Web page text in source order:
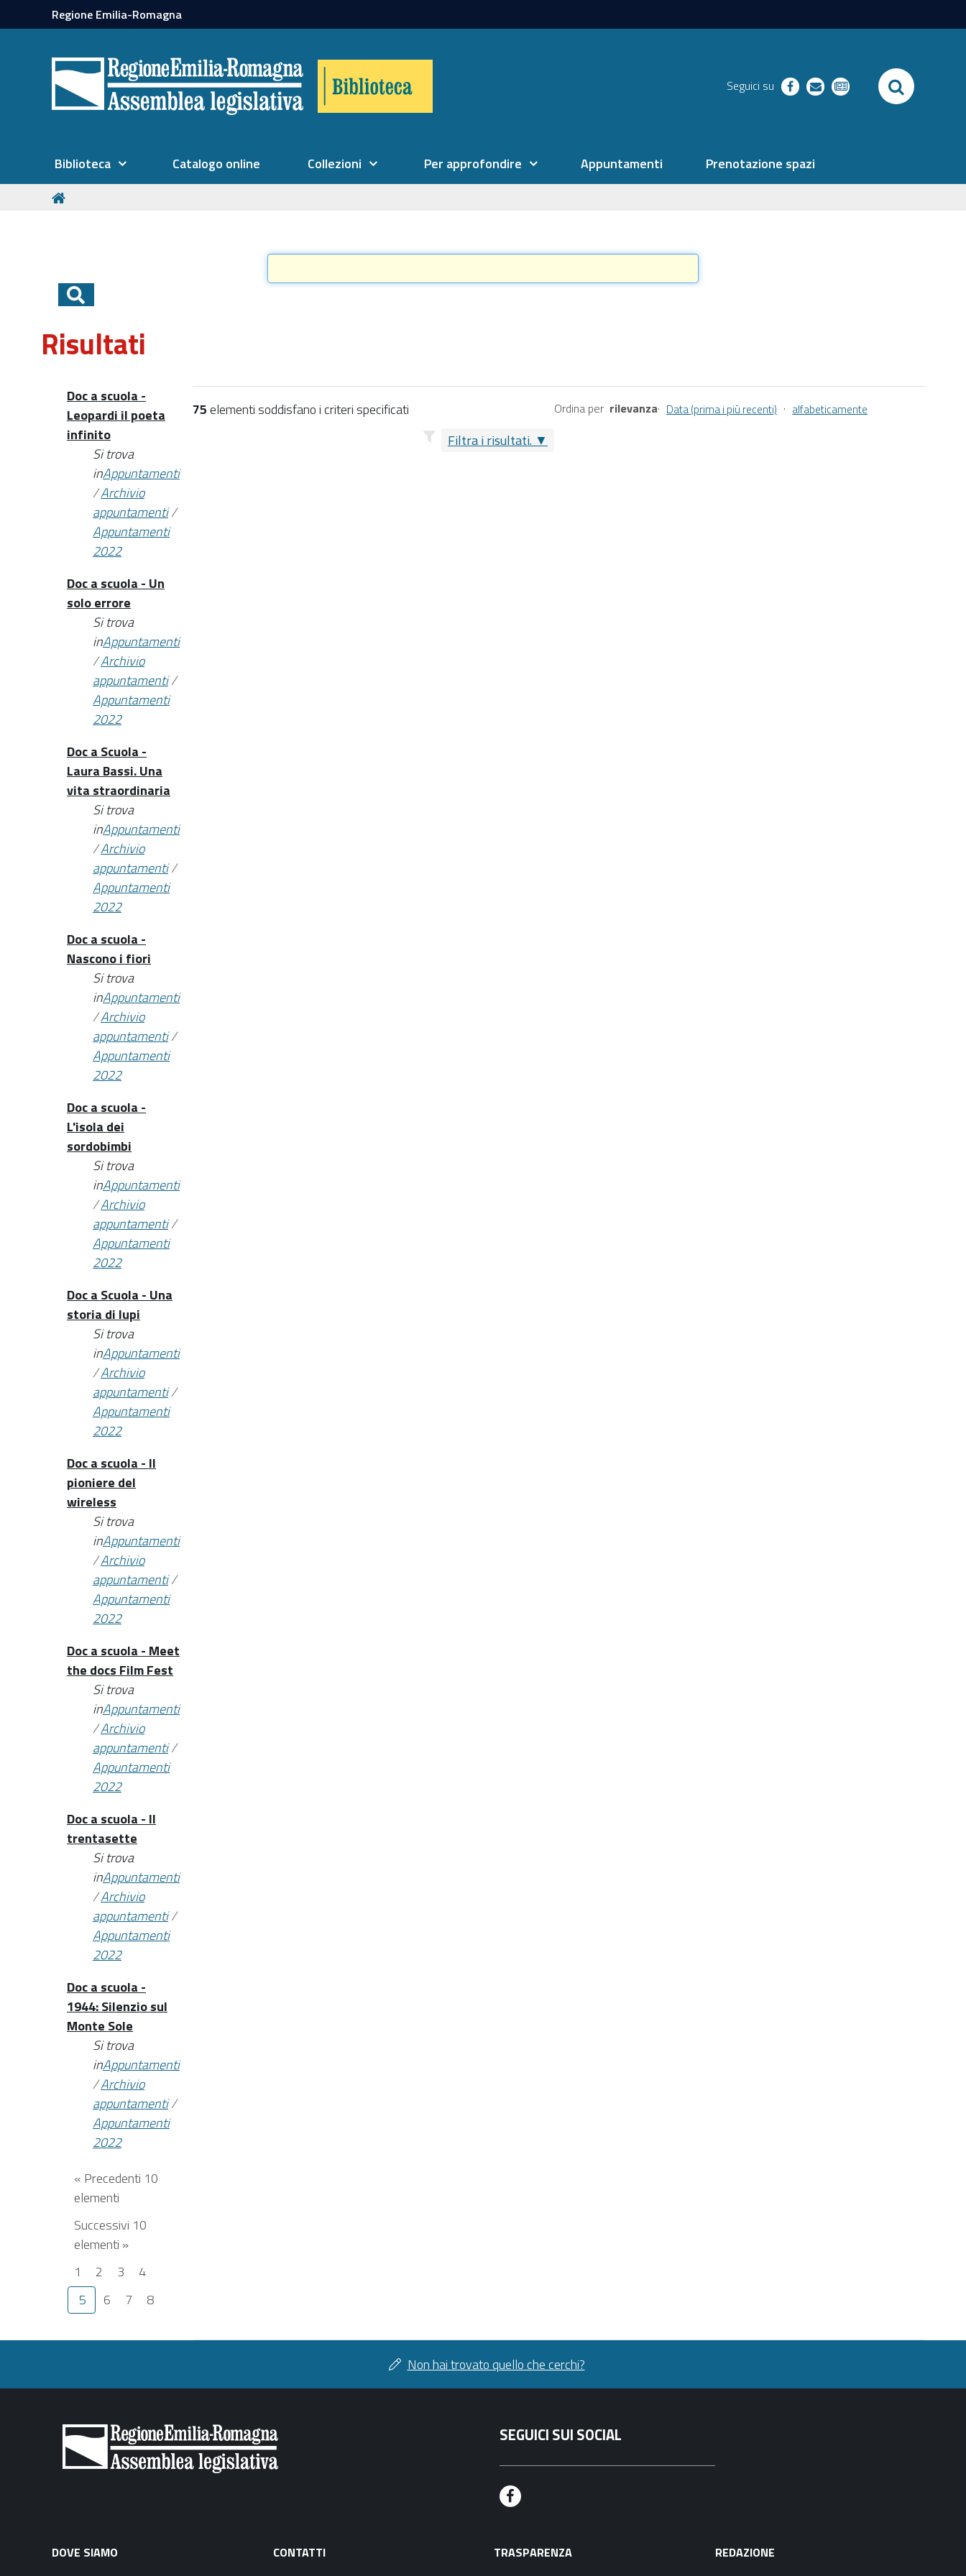
Regione Emilia-Romagna
Seguici su facebookrichiestenewsletter SEARCH
Biblioteca Catalogo online Collezioni Per approfondire Appuntamenti Prenotazione spazi
Risultati
75elementi soddisfano i criteri specificati
Filtra i risultati.
Ordina per rilevanza· Data (prima i più recenti) · alfabeticamente
Doc a scuola -
Leopardi il poeta
infinito
Si trova
inAppuntamenti
/Archivio
appuntamenti/
Appuntamenti
2022
Doc a scuola - Un
solo errore
Si trova
inAppuntamenti
/Archivio
appuntamenti/
Appuntamenti
2022
Doc a Scuola -
Laura Bassi. Una
vita straordinaria
Si trova
inAppuntamenti
/Archivio
appuntamenti/
Appuntamenti
2022
Doc a scuola -
Nascono i fiori
Si trova
inAppuntamenti
/Archivio
appuntamenti/
Appuntamenti
2022
Doc a scuola -
L'isola dei
sordobimbi
Si trova
inAppuntamenti
/Archivio
appuntamenti/
Appuntamenti
2022
Doc a Scuola - Una
storia di lupi
Si trova
inAppuntamenti
/Archivio
appuntamenti/
Appuntamenti
2022
Doc a scuola - Il
pioniere del
wireless
Si trova
inAppuntamenti
/Archivio
appuntamenti/
Appuntamenti
2022
Doc a scuola - Meet
the docs Film Fest
Si trova
inAppuntamenti
/Archivio
appuntamenti/
Appuntamenti
2022
Doc a scuola - Il
trentasette
Si trova
inAppuntamenti
/Archivio
appuntamenti/
Appuntamenti
2022
Doc a scuola -
1944: Silenzio sul
Monte Sole
Si trova
inAppuntamenti
/Archivio
appuntamenti/
Appuntamenti
2022
« Precedenti 10
elementi
Successivi 10
elementi »
1
2 3
4
5
6 7 8
Non hai trovato quello che cerchi?
SEGUICI SUI SOCIAL
F
c
DOVE SIAMO CONTATTI TRASPARENZA REDAZIONE